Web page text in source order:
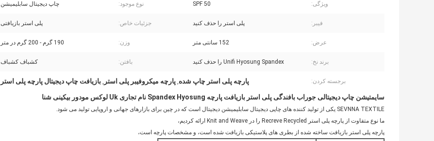
ویژگی: SPF 50 نوع موجود: چاپ دیجیتال سابلیمیشن
فیبر: پلی استر را حذف کنید جزئیات خاص: پلی استر بازیافتی
عرض: 152 سانتی متر وزن: 190 گرم - 200 گرم در متر
برند نخ: Unifi Hyosung Spandex را حذف کنید بافتن: کشباف کشباف
برجسته کردن: پارچه پلی استر چاپ شده, پارچه میکروفیبر پلی استر , بازیافت چاپ دیجیتال پارچه پلی استر
سایمتیشن چاپ دیجیتالی جوراب بافندگی پلی استر بازیافت پارچه Spandex Hyosung نام تجاری Uk لوکس مودور بیکینی شنا
SEVNNA TEXTILE یکی از تولید کننده های چاپی دیجیتال سابلیمیشن دیجیتال است که در چین برای بازارهای جهانی و اروپایی تولید می شود.
ما نوع متفاوت از پارچه پلی استر Recreve Recycled را در Knit and Weave ارائه کردیم،
پارچه پلی استر بازیافت ساخته شده از بطری های پلاستیکی بازیافت شده است، و مشخصات پارچه است،